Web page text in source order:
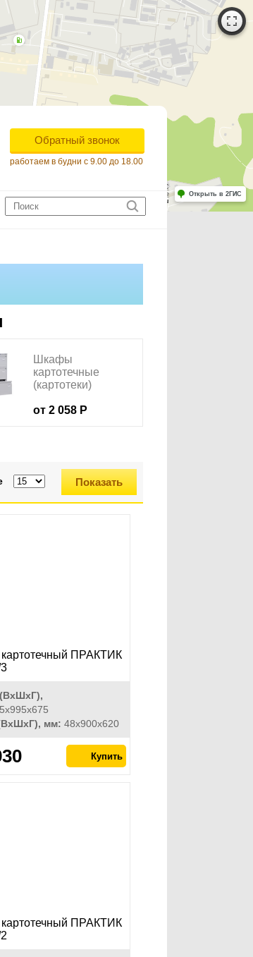
Работает на API 2ГИС
Лицензионное соглашение
Raster JS API нужен ключ. Помощь: api@2gis.ru
Открыть в 2ГИС
Обратный звонок
работаем в будни с 9.00 до 18.00
Шкафы
картотечные
(картотеки)
от 2 058 Р
ПРАКТИК
мм: 48x900x620
ПРАКТИК